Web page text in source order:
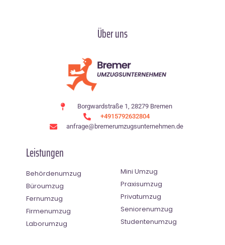
Über uns
Borgwardstraße 1, 28279 Bremen
+4915792632804
anfrage@bremerumzugsunternehmen.de
Leistungen
Behördenumzug
Büroumzug
Fernumzug
Firmenumzug
Laborumzug
Mini Umzug
Praxisumzug
Privatumzug
Seniorenumzug
Studentenumzug